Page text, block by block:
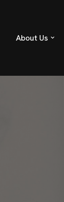
About Us